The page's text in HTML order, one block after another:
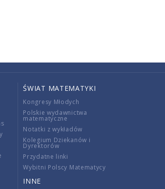
ŚWIAT MATEMATYKI
Kongresy Młodych
Polskie wydawnictwa
matematyczne
Notatki z wykładów
Kolegium Dziekanów i
Dyrektorów
Przydatne linki
Wybitni Polscy Matematycy
INNE